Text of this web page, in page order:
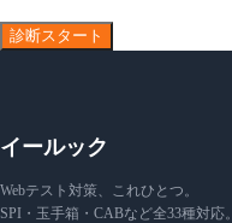
診断スタート
イールック
Webテスト対策、これひとつ。
SPI・玉手箱・CABなど全33種対応。